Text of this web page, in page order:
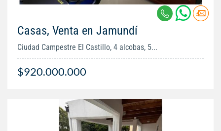
Casas, Venta en Jamundí
Ciudad Campestre El Castillo, 4 alcobas, 5...
$920.000.000